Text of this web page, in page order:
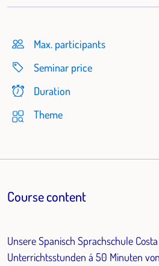
Max. participants
Seminar price
Duration
Theme
Course content
Unsere Spanisch Sprachschule
Unterrichtsstunden á 50 Minuten